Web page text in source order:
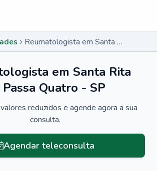
Reumatologista em Santa Rita do Passa Quatro - SP
em Santa Rita
Quatro - SP
reduzidos e agende agora a sua
consulta.
Agendar teleconsulta